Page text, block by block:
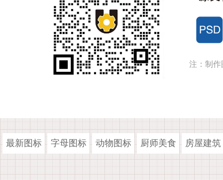
注：制作
最新图标 字母图标 动物图标 厨师美食 房屋建筑